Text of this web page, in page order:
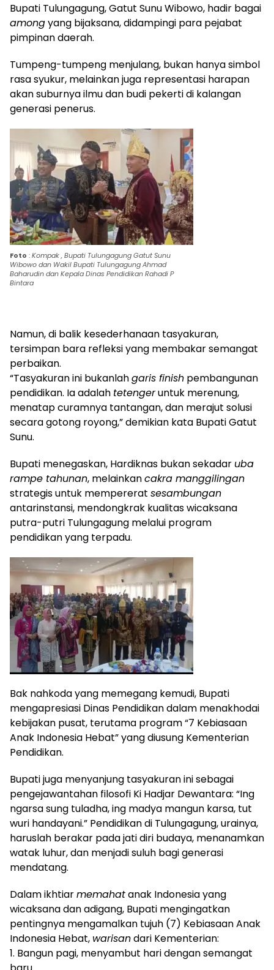
Bupati Tulungagung, Gatut Sunu Wibowo, hadir bagai
amongyang bijaksana, didampingi para pejabat
pimpinan daerah.
Tumpeng-tumpeng menjulang, bukan hanya simbol
rasa syukur, melainkan juga representasi harapan
akan suburnya ilmu dan budi pekerti di kalangan
generasi penerus.
Foto :Kompak , Bupati Tulungagung Gatut Sunu
Wibowo dan Wakil Bupati Tulungagung Ahmad
Baharudin dan Kepala Dinas Pendidikan Rahadi P
Bintara
Namun, di balik kesederhanaan tasyakuran,
tersimpan bara refleksi yang membakar semangat
perbaikan.
“Tasyakuran ini bukanlahgaris finish pembangunan
pendidikan. Ia adalah tetengeruntuk merenung,
menatap curamnya tantangan, dan merajut solusi
secara gotong royong,” demikian kata Bupati Gatut
Sunu.
Bupati menegaskan, Hardiknas bukan sekadar uba
rampe tahunan, melainkancakra manggilingan
strategis untuk mempererat sesambungan
antarinstansi, mendongkrak kualitas wicaksana
putra-putri Tulungagung melalui program
pendidikan yang terpadu.
Bak nahkoda yang memegang kemudi, Bupati
mengapresiasi Dinas Pendidikan dalam menakhodai
kebijakan pusat, terutama program “7 Kebiasaan
Anak Indonesia Hebat” yang diusung Kementerian
Pendidikan.
Bupati juga menyanjung tasyakuran ini sebagai
pengejawantahan filosofi Ki Hadjar Dewantara: “Ing
ngarsa sung tuladha, ing madya mangun karsa, tut
wuri handayani.” Pendidikan di Tulungagung, urainya,
haruslah berakar pada jati diri budaya, menanamkan
watak luhur, dan menjadi suluh bagi generasi
mendatang.
Dalam ikhtiarmemahatanak Indonesia yang
wicaksana dan adigang, Bupati mengingatkan
pentingnya mengamalkan tujuh (7) Kebiasaan Anak
Indonesia Hebat, warisandari Kementerian:
1. Bangun pagi, menyambut hari dengan semangat